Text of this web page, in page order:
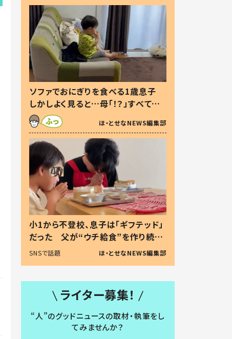
ソファでおにぎりを食べる1歳息子
しかしよく見ると…母「！？」すべてを
察した母の投稿に「可愛いから許
す！」「現行犯〜」
ほ・とせなNEWS編集部
小1から不登校、息子は「ギフテッド」
だった 父が“ウチ給食”を作り続け
る理由とは #令和の親 #令和の子
SNSで話題 ほ・とせなNEWS編集部
ライター募集！
“人”のグッドニュースの取材・執筆をし
てみませんか？